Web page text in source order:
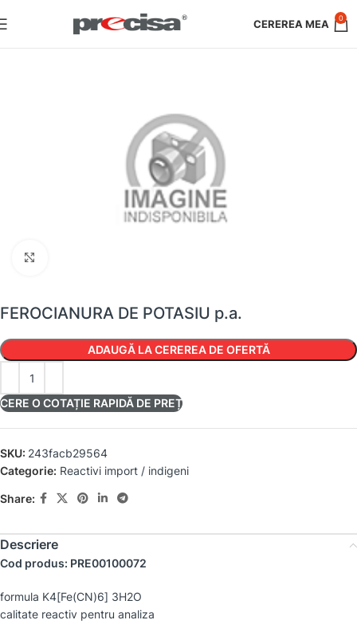
0
FEROCIANURA DE POTASIU p.a.
ADAUGĂ LA CEREREA DE OFERTĂ
CERE O COTAȚIE RAPIDĂ DE PREȚ
SKU: 243facb29564
Categorie: Reactivi import / indigeni
Share:
Descriere
Cod produs: PRE00100072
formula K4[Fe(CN)6] 3H2O
calitate reactiv pentru analiza